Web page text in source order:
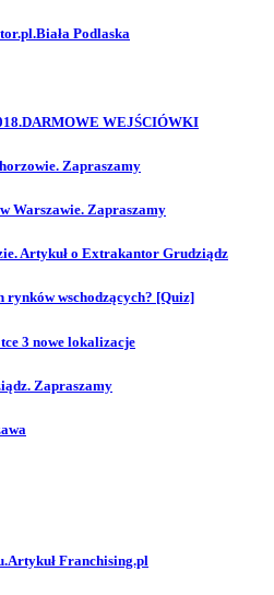
Podlaska
WEJŚCIÓWKI
Zapraszamy
Warszawie. Zapraszamy
Artykuł o Extrakantor Grudziądz
rynków wschodzących? [Quiz]
3 nowe lokalizacje
Zapraszamy
Franchising.pl